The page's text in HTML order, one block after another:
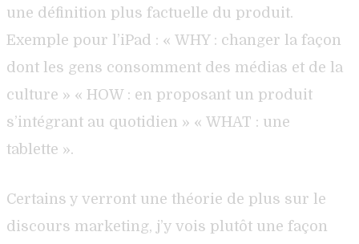
une définition plus factuelle du produit.
Exemple pour l’iPad : « WHY : changer la façon
dont les gens consomment des médias et de la
culture » « HOW : en proposant un produit
s’intégrant au quotidien » « WHAT : une
tablette ».
Certains y verront une théorie de plus sur le
discours marketing, j’y vois plutôt une façon